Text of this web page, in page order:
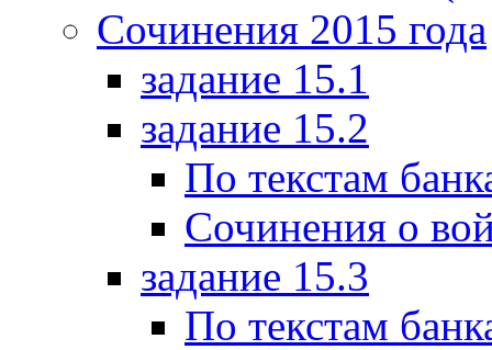
Сочинения 2015 года
задание 15.1
задание 15.2
По текстам
Сочинения о
задание 15.3
По текстам